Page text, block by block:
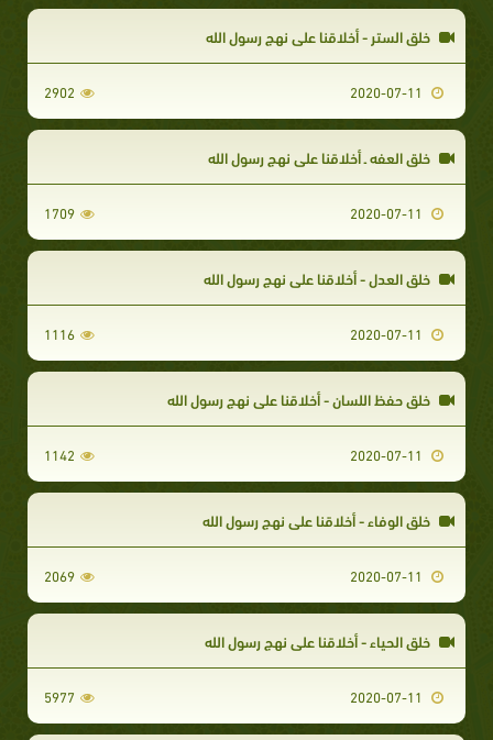
خلق الستر - أخلاقنا علي نهج رسول الله
2902
خلق العفه ـ أخلاقنا علي نهج رسول الله
1709
خلق العدل - أخلاقنا علي نهج رسول الله
1116
خلق حفظ اللسان - أخلاقنا علي نهج رسول الله
1142
خلق الوفاء - أخلاقنا علي نهج رسول الله
2069
خلق الحياء - أخلاقنا على نهج رسول الله
5977